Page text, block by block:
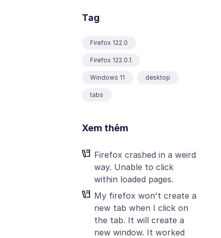
Tag
Firefox 122.0
Firefox 122.0.1
Windows 11 desktop
tabs
Xem thêm
Firefox crashed in a weird
way. Unable to click
within loaded pages.
My firefox won't create a
new tab when I click on
the tab. It will create a
new window. It worked